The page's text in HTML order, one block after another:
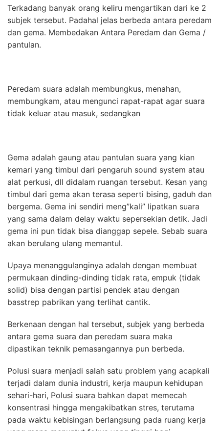
Terkadang banyak orang keliru mengartikan dari ke 2
subjek tersebut. Padahal jelas berbeda antara peredam
dan gema. Membedakan Antara Peredam dan Gema /
pantulan.
Peredam suara adalah membungkus, menahan,
membungkam, atau mengunci rapat-rapat agar suara
tidak keluar atau masuk, sedangkan
Gema adalah gaung atau pantulan suara yang kian
kemari yang timbul dari pengaruh sound system atau
alat perkusi, dll didalam ruangan tersebut. Kesan yang
timbul dari gema akan terasa seperti bising, gaduh dan
bergema. Gema ini sendiri meng”kali” lipatkan suara
yang sama dalam delay waktu sepersekian detik. Jadi
gema ini pun tidak bisa dianggap sepele. Sebab suara
akan berulang ulang memantul.
Upaya menanggulanginya adalah dengan membuat
permukaan dinding-dinding tidak rata, empuk (tidak
solid) bisa dengan partisi pendek atau dengan
basstrep pabrikan yang terlihat cantik.
Berkenaan dengan hal tersebut, subjek yang berbeda
antara gema suara dan peredam suara maka
dipastikan teknik pemasangannya pun berbeda.
Polusi suara menjadi salah satu problem yang acapkali
terjadi dalam dunia industri, kerja maupun kehidupan
sehari-hari, Polusi suara bahkan dapat memecah
konsentrasi hingga mengakibatkan stres, terutama
pada waktu kebisingan berlangsung pada ruang kerja